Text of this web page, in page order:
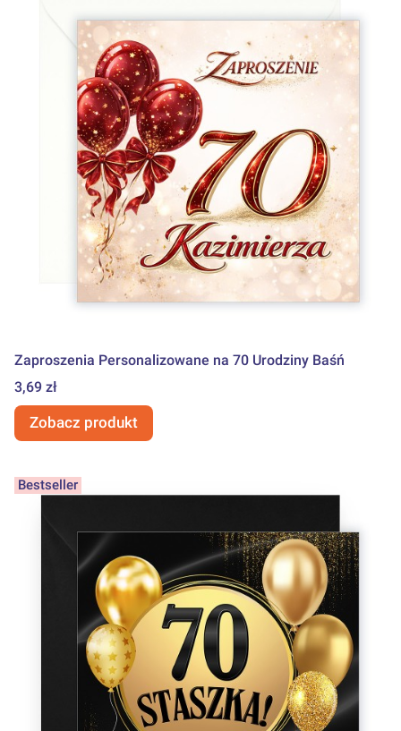
Zaproszenia Personalizowane na 70 Urodziny Baśń
Cena
3,69 zł
Zobacz produkt
Bestseller